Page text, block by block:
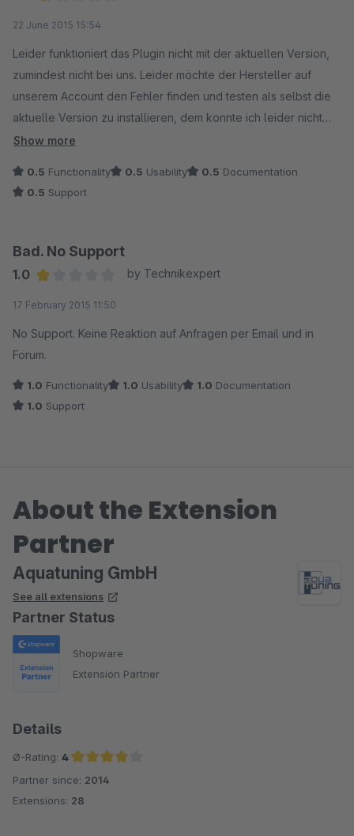
22 June 2015 15:54
Leider funktioniert das Plugin nicht mit der aktuellen Version,
zumindest nicht bei uns. Leider möchte der Hersteller auf
unserem Account den Fehler finden und testen als selbst die
aktuelle Version zu installieren, dem konnte ich leider nicht
zustimmen da ich weder Admin-Zugangsdaten noch FTP-
Show more
0.5 Functionality 0.5 Usability 0.5 Documentation
0.5 Support
Bad. No Support
1.0
by Technikexpert
17 February 2015 11:50
No Support. Keine Reaktion auf Anfragen per Email und in
Forum.
1.0 Functionality 1.0 Usability 1.0 Documentation
1.0 Support
About the Extension
Partner
Aquatuning GmbH
See all extensions
Partner Status
Shopware
Extension Partner
Details
Ø-Rating: 4
Average rating of 4 out of 5 stars
Partner since: 2014
Extensions: 28